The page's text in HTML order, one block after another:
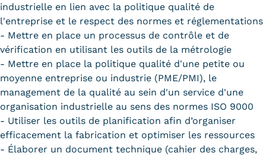
industrielle en lien avec la politique qualité de
l'entreprise et le respect des normes et réglementations
- Mettre en place un processus de contrôle et de
vérification en utilisant les outils de la métrologie
- Mettre en place la politique qualité d'une petite ou
moyenne entreprise ou industrie (PME/PMI), le
management de la qualité au sein d'un service d'une
organisation industrielle au sens des normes ISO 9000
- Utiliser les outils de planification afin d’organiser
efficacement la fabrication et optimiser les ressources
- Élaborer un document technique (cahier des charges,